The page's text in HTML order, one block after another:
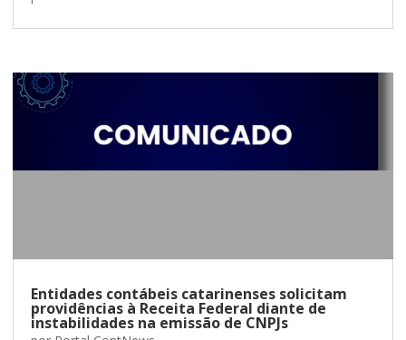
Entidades contábeis catarinenses solicitam
providências à Receita Federal diante de
instabilidades na emissão de CNPJs